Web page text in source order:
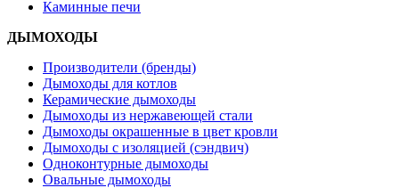
Каминные печи
ДЫМОХОДЫ
Производители (бренды)
Дымоходы для котлов
Керамические дымоходы
Дымоходы из нержавеющей стали
Дымоходы окрашенные в цвет кровли
Дымоходы с изоляцией (сэндвич)
Одноконтурные дымоходы
Овальные дымоходы